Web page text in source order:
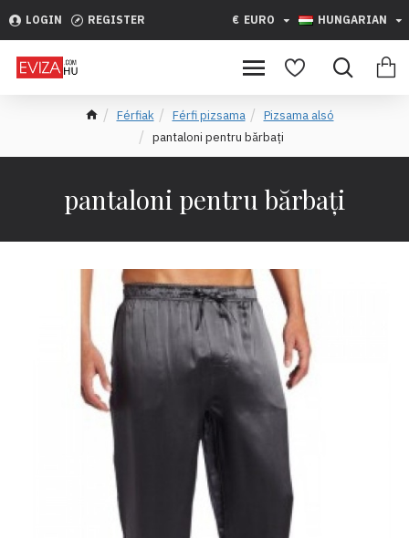
LOGIN REGISTER € EURO HUNGARIAN
Férfiak Férfi pizsama
Pizsama alsó
pantaloni pentru bărbați
pantaloni pentru bărbați